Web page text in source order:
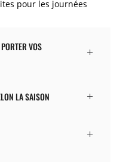
pour les journées
VOS
LA SAISON